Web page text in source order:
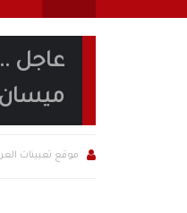
عاجل
ميسان
 موقع تعيينات